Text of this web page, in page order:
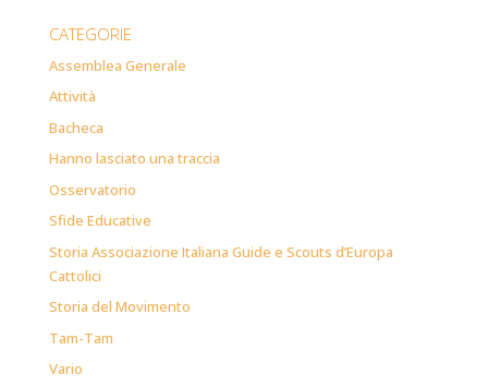
CATEGORIE
Assemblea Generale
Attività
Bacheca
Hanno lasciato una traccia
Osservatorio
Sfide Educative
Storia Associazione Italiana Guide e Scouts d’Europa
Cattolici
Storia del Movimento
Tam-Tam
Vario